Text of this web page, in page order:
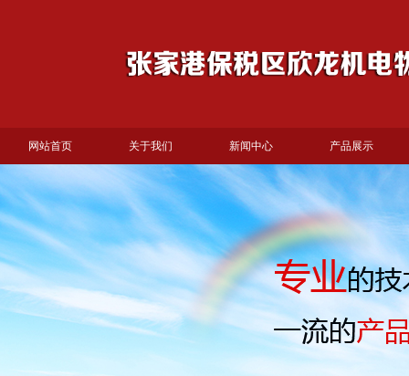
网站首页 关于我们 新闻中心 产品展示
产品展示